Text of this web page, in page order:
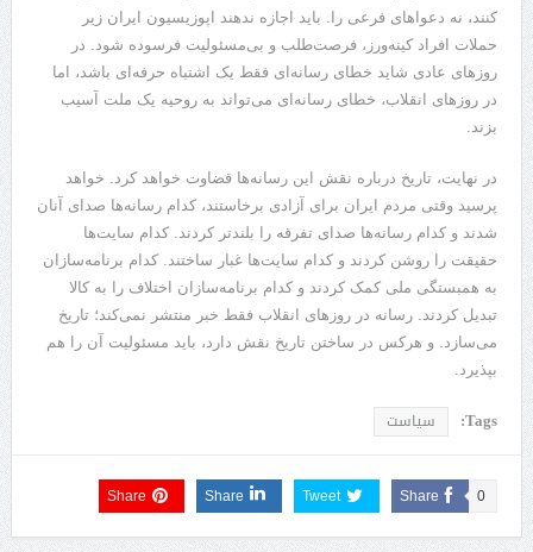
کنند، نه دعواهای فرعی را. باید اجازه ندهند اپوزیسیون ایران زیر
حملات افراد کینه‌ورز، فرصت‌طلب و بی‌مسئولیت فرسوده شود. در
روزهای عادی شاید خطای رسانه‌ای فقط یک اشتباه حرفه‌ای باشد، اما
در روزهای انقلاب، خطای رسانه‌ای می‌تواند به روحیه یک ملت آسیب
بزند.
در نهایت، تاریخ درباره نقش این رسانه‌ها قضاوت خواهد کرد. خواهد
پرسید وقتی مردم ایران برای آزادی برخاستند، کدام رسانه‌ها صدای آنان
شدند و کدام رسانه‌ها صدای تفرقه را بلندتر کردند. کدام سایت‌ها
حقیقت را روشن کردند و کدام سایت‌ها غبار ساختند. کدام برنامه‌سازان
به همبستگی ملی کمک کردند و کدام برنامه‌سازان اختلاف را به کالا
تبدیل کردند. رسانه در روزهای انقلاب فقط خبر منتشر نمی‌کند؛ تاریخ
می‌سازد. و هرکس در ساختن تاریخ نقش دارد، باید مسئولیت آن را هم
بپذیرد.
Tags: سیاست
Share 0
Tweet
Share
Share